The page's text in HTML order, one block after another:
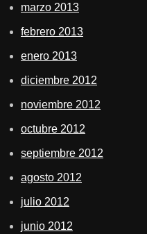
marzo 2013
febrero 2013
enero 2013
diciembre 2012
noviembre 2012
octubre 2012
septiembre 2012
agosto 2012
julio 2012
junio 2012